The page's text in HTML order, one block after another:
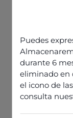
Puedes
durante 6
eliminado en
el icono de
consulta
Diseñador
de flujos de
atención
colas de espera